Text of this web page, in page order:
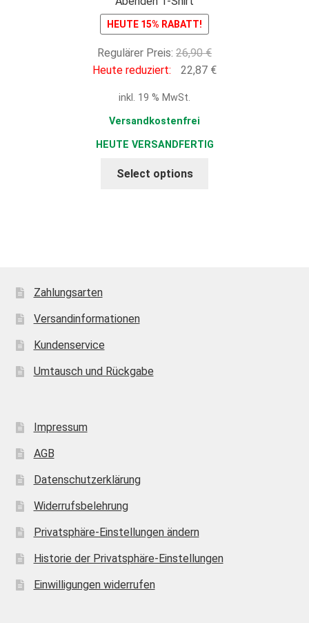
HEUTE 15% RABATT!
Regulärer Preis: 26,90€Ursprünglicher
Preis
Heute reduziert: 22,87 €Aktueller
inkl. 19 % MwSt.
Versandkostenfrei
HEUTE VERSANDFERTIG
Select options
Zahlungsarten
Versandinformationen
Kundenservice
Umtausch und Rückgabe
Impressum
AGB
Datenschutzerklärung
Widerrufsbelehrung
Privatsphäre-Einstellungen ändern
Historie der Privatsphäre-Einstellungen
Einwilligungen widerrufen